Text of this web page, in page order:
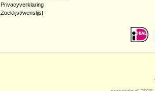
Privacyverklaring
Zoeklijst/wenslijst